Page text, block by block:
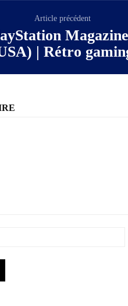
Article précédent
| Rétro